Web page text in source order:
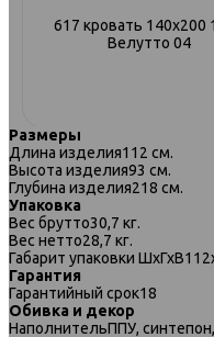
617 кровать 140х200
Велутто 04
Размеры
Длина изделия112 см.
Высота изделия93 см.
Глубина изделия218 см.
Упаковка
Вес брутто30,7 кг.
Вес нетто28,7 кг.
Габарит упаковки ШхГхВ
Гарантия
Гарантийный срок18
Обивка и декор
НаполнительППУ,